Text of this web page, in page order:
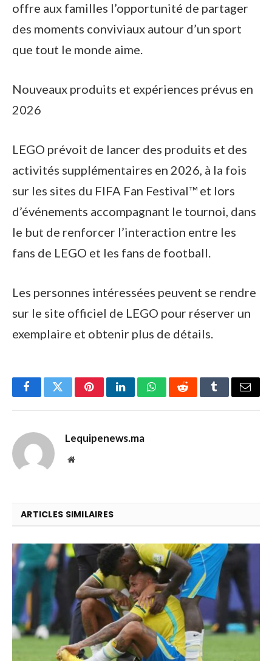
offre aux familles l’opportunité de partager
des moments conviviaux autour d’un sport
que tout le monde aime.
Nouveaux produits et expériences prévus en
2026
LEGO prévoit de lancer des produits et des
activités supplémentaires en 2026, à la fois
sur les sites du FIFA Fan Festival™ et lors
d’événements accompagnant le tournoi, dans
le but de renforcer l’interaction entre les
fans de LEGO et les fans de football.
Les personnes intéressées peuvent se rendre
sur le site officiel de LEGO pour réserver un
exemplaire et obtenir plus de détails.
FacebookTwitterPinterestLinkedInWhatsAppRedditTumblrEmail
Lequipenews.ma
Website
ARTICLES SIMILAIRES